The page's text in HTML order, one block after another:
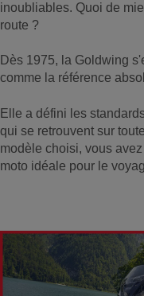
inoubliables. Quoi de
route ?
Dès 1975, la Goldwing
comme la référence
Elle a défini les
qui se retrouvent sur
modèle choisi, vous
moto idéale pour le